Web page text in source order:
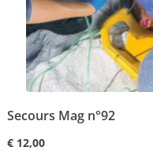
Secours Mag n°92
€12,00